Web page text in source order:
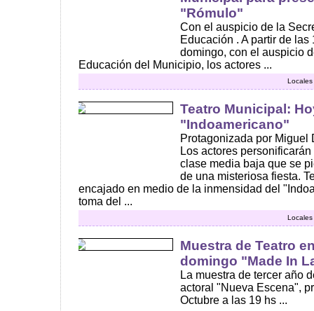
"Rómulo"
Con el auspicio de la
Educación . A partir de
domingo, con el auspicio
Educación del Municipio, los actores ...
Teatro Municipal:
"Indoamericano"
Protagonizada por Miguel
Los actores
clase media baja que se
de una misteriosa fiesta.
encajado en medio de la inmensidad del
toma del ...
Muestra de Teatro
domingo "Made In
La muestra de tercer año
actoral "Nueva Escena",
Octubre a las 19 hs ...